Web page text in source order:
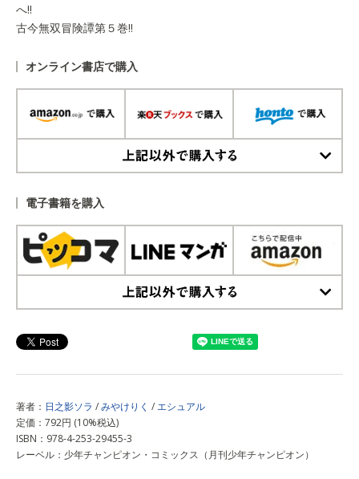
へ!!
古今無双冒険譚第５巻!!
オンライン書店で購入
電子書籍を購入
著者： 日之影ソラ /みやけりく / エシュアル
定価：792円 (10%税込)
ISBN：978-4-253-29455-3
レーベル：少年チャンピオン・コミックス（月刊少年チャンピオン）